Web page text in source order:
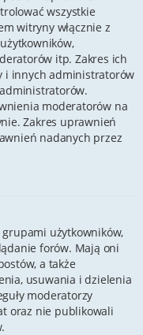
wszystkie
witryny włącznie z
itp. Zakres ich
i innych administratorów
moderatorów na
Zakres uprawnień
nadanych przez
użytkowników,
forów. Mają oni
a także
usuwania i dzielenia
moderatorzy
oraz nie publikowali